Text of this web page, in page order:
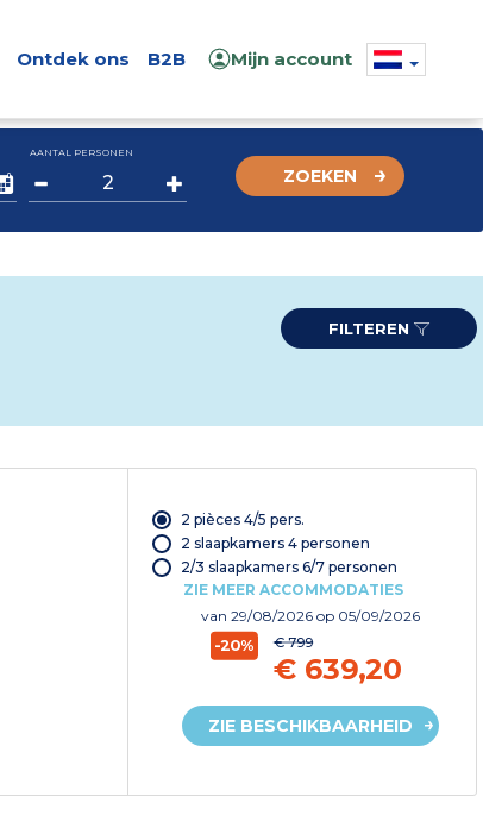
Ontdek ons B2B Mijn account
AANTAL PERSONEN
ZOEKEN
FILTEREN
2 pièces 4/5 pers.
2 slaapkamers 4 personen
2/3 slaapkamers 6/7 personen
ZIE MEER ACCOMMODATIES
van 29/08/2026 op 05/09/2026
-20% € 799
€ 639,20
ZIE BESCHIKBAARHEID